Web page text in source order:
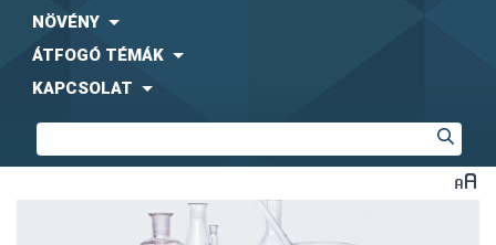
NÖVÉNY
ÁTFOGÓ TÉMÁK
KAPCSOLAT